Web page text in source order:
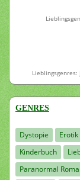
Lieblingsgenres:
GENRES
Dystopie Erotik
Kinderbuch
Paranormal